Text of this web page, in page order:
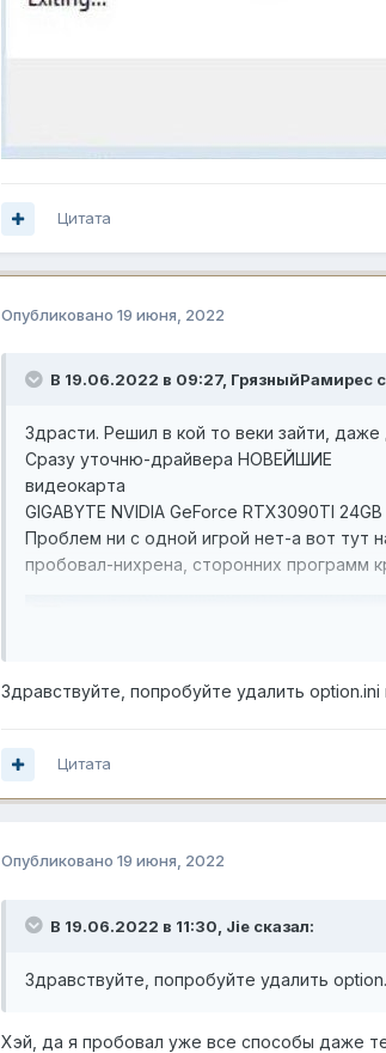
Цитата
Опубликовано 19 июня, 2022
В 19.06.2022 в 09:27, ГрязныйРамирес
Здрасти. Решил в кой то веки зайти,
Сразу уточню-драйвера НОВЕЙШИЕ
видеокарта
GIGABYTE NVIDIA GeForce RTX3090TI 24GB
Проблем ни с одной игрой нет-а вот тут
пробовал-нихрена, сторонних программ
Здравствуйте, попробуйте удалить
Цитата
Опубликовано 19 июня, 2022
В 19.06.2022 в 11:30, Jieсказал:
Здравствуйте, попробуйте удалить
Хэй, да я пробовал уже все способы даже